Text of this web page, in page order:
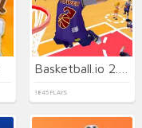
1845 PLAYS